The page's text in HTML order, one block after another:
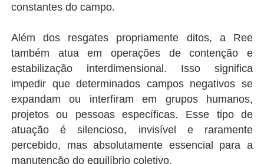
constantes do campo.
Além dos resgates propriamente ditos, a Ree
também atua em operações de contenção e
estabilização interdimensional. Isso significa
impedir que determinados campos negativos se
expandam ou interfiram em grupos humanos,
projetos ou pessoas específicas. Esse tipo de
atuação é silencioso, invisível e raramente
percebido, mas absolutamente essencial para a
manutenção do equilíbrio coletivo.